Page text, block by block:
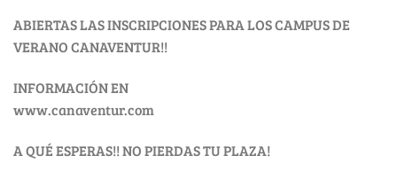
ABIERTAS LAS INSCRIPCIONES PARA LOS CAMPUS DE
VERANO CANAVENTUR!!
INFORMACIÓN EN
www.canaventur.com
A QUÉ ESPERAS!! NO PIERDAS TU PLAZA!